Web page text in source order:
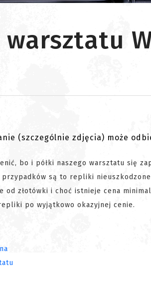
(szczególnie zdjęcia) może
bo i półki naszego warsztatu się
są to repliki
od złotówki i choć istnieje cena
po wyjątkowo okazyjnej cenie.